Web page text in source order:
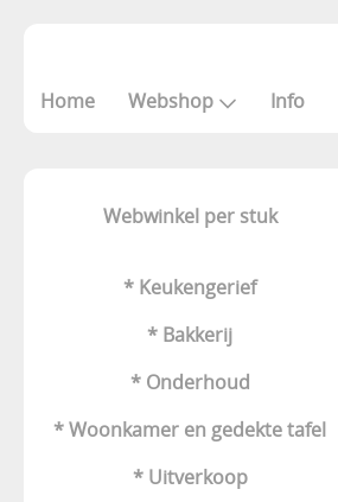
Home Webshop Info
Webwinkel per stuk
* Keukengerief
* Bakkerij
* Onderhoud
* Woonkamer en gedekte tafel
* Uitverkoop